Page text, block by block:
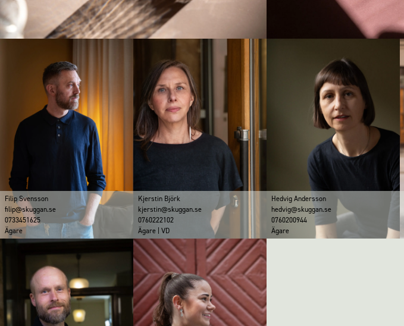
Filip Svensson
filip@skuggan.se
0733451625
Ägare
Kjerstin Björk
kjerstin@skuggan.se
0760222102
Ägare | VD
Hedvig Andersson
hedvig@skuggan.se
0760200944
Ägare